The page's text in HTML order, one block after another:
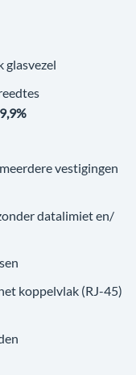
glasvezel
vestigingen
datalimiet en/
koppelvlak (RJ-45)